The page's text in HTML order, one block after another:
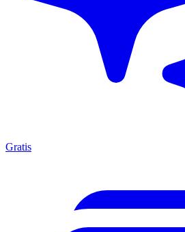
Gratis